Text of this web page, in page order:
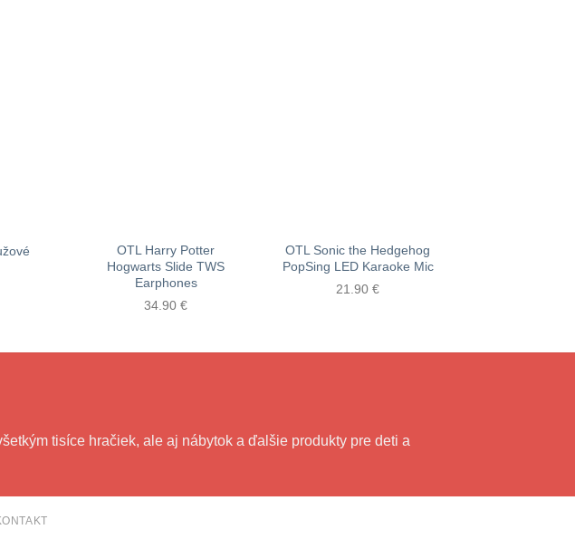
OTL Harry Potter
Hogwarts Slide TWS
Earphones
34.90 €
OTL Sonic the Hedgehog
PopSing LED Karaoke Mic
21.90 €
tisíce hračiek, ale aj nábytok a ďalšie produkty pre deti a